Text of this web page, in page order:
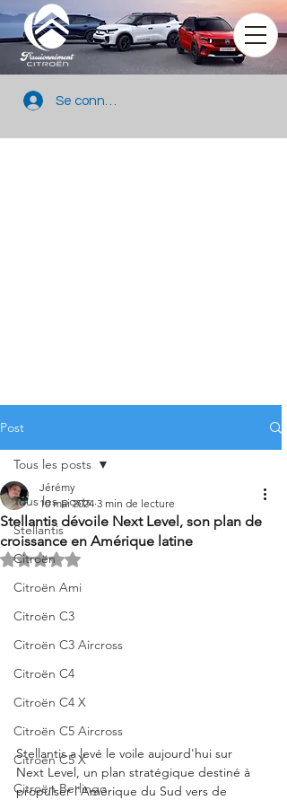
Se connecter
Post
Tous les posts
Stellantis
Citroën
Citroën Ami
Citroën C3
Citroën C3 Aircross
Citroën C4
Citroën C4 X
Citroën C5 Aircross
Citroën C5 X
Citroën Berlingo
Tous les posts
Stellantis dévoile Next Level, son plan de
croissance en Amérique latine
Jérémy
10 mai 2024 3 min de lecture
Noté NaN étoiles sur 5.
Stellantis a levé le voile aujourd'hui sur
Next Level, un plan stratégique destiné à
propulser l'Amérique du Sud vers de